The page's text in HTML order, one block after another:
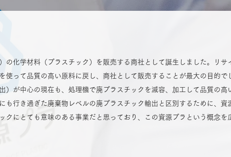
の化学材料（プラスチック）を販売する商社として誕生しました。リサ
使って品質の高い原料に戻し、商社として販売することが最大の目的で
）が中心の現在も、処理機で廃プラスチックを減容、加工して品質の高
も行き過ぎた廃棄物レベルの廃プラスチック輸出と区別するために、資
クにとても意味のある事業だと思っており、この資源プラという概念を